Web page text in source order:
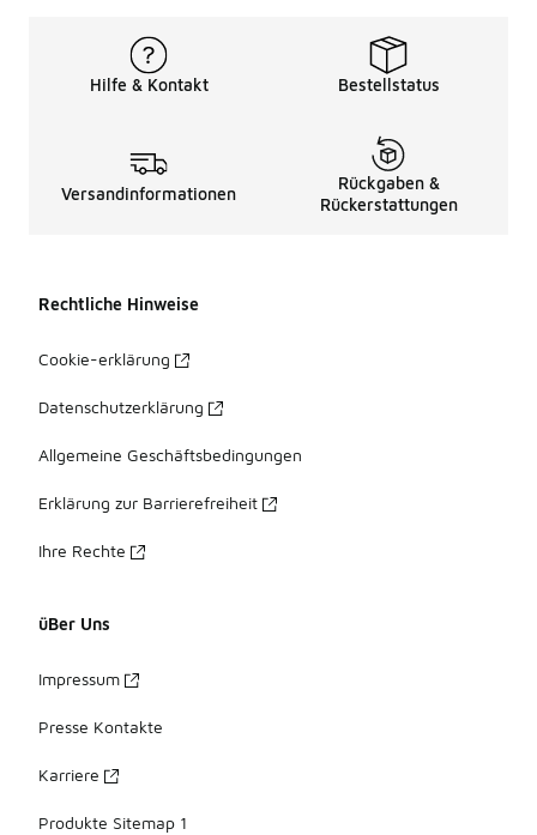
Hilfe & Kontakt Bestellstatus
Versandinformationen
Rückgaben &
Rückerstattungen
Rechtliche Hinweise
Cookie-erklärung
Datenschutzerklärung
Allgemeine Geschäftsbedingungen
Erklärung zur Barrierefreiheit
Ihre Rechte
üBer Uns
Impressum
Presse Kontakte
Karriere
Produkte Sitemap 1